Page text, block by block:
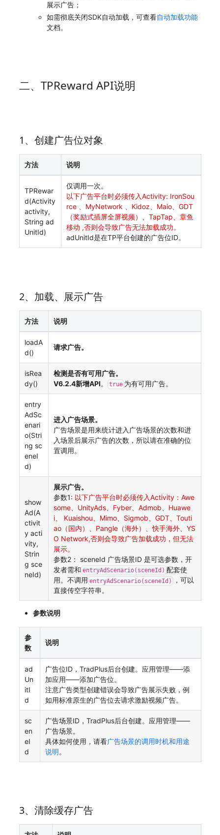
展示广告；
如需彻底关闭SDK自动加载，可查看自动加载功能
文档。
二、TPReward API说明
1、创建广告位对象
方法 说明
TPRewar
d(Activity
activity,
String ad
UnitId)
仅调用一次。
以下广告平台时必须传入Activity: IronSou
rce 、MyNetwork 、Kidoz、Maio、GDT
（奖励式插屏全屏视频）、TapTap、章鱼
移动 ,否则会导致广告无法加载成功。
adUnitId是在TP平台创建的广告位ID。
2、加载、展示广告
方法 说明
loadA
d()
请求广告。
isRea
dy()
检测是否有可用广告。
V6.2.4新增API。 true为有可用广告。
entry
AdSc
enari
o(Stri
ng sc
eneI
d)
进入广告场景。
广告场景是用来统计进入广告场景的次数和进
入场景后展示广告的次数，所以请在准确的位
置调用。
show
Ad(A
ctivit
y acti
vity,
Strin
g sce
neId)
展示广告。
参数1: 以下广告平台时必须传入Activity：Awe
some、UnityAds、Fyber、Admob、Huawe
i、 Kuaishou、Mimo、Sigmob、GDT、Touti
ao（国内）、Pangle（海外）、快手海外、YS
O Network,否则会导致广告加载成功，但无法
展示。
参数2： sceneId 广告场景ID 是可选参数，开
发者需和 entryAdScenario(sceneId) 配套使
用。不调用 entryAdScenario(sceneId) ，可以
直接传空字符串。
参数说明
参
数
说明
ad
Un
itI
d
广告位ID，TradPlus后台创建。应用管理——添
加应用——添加广告位。
注意广告类型创建错误会导致广告展示失败，例
如用标准原生的广告位去请求激励视频广告。
sc
en
eI
d
广告场景ID，TradPlus后台创建。应用管理——
广告场景。
具体如何使用，请看广告场景的调用时机和用途
说明。
3、清除缓存广告